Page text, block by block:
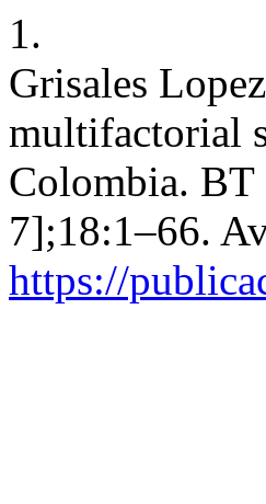
1.
Grisales
multifactorial
Colombia. BT
7];18:1–66.
https://